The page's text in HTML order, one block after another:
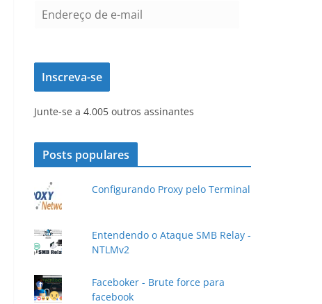
e
e
ç
d
e
-
a
i
Inscreva-se
Junte-se a 4.005 outros assinantes
Posts populares
Configurando Proxy pelo Terminal
Entendendo o Ataque SMB Relay -
NTLMv2
Faceboker - Brute force para
facebook